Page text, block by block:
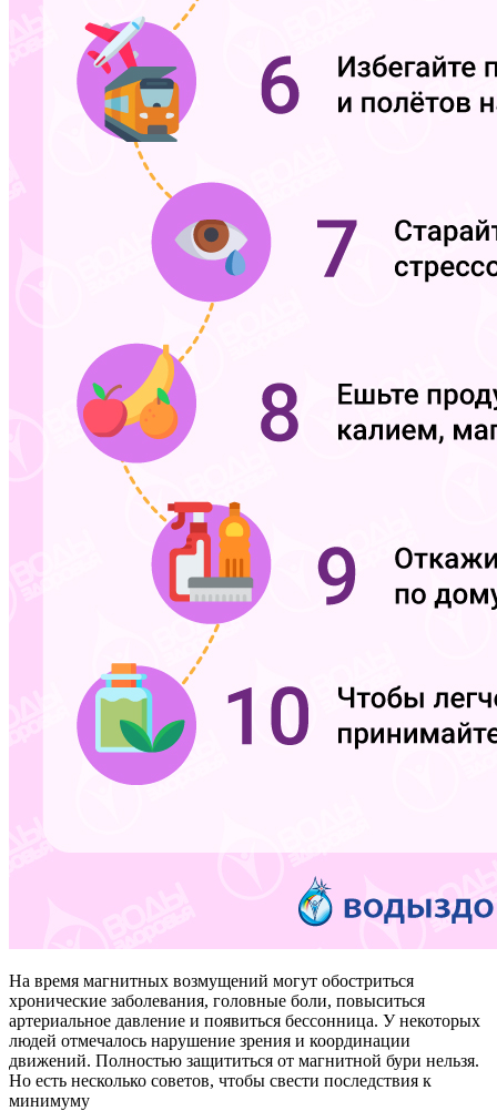
На время магнитных возмущений могут обостриться
хронические заболевания, головные боли, повыситься
артериальное давление и появиться бессонница. У некоторых
людей отмечалось нарушение зрения и координации
движений. Полностью защититься от магнитной бури нельзя.
Но есть несколько советов, чтобы свести последствия к
минимуму